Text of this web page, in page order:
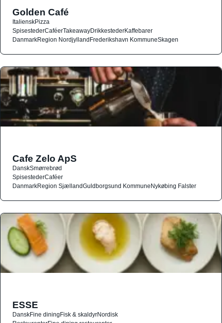
Golden Café
ItalienskPizza
SpisestederCaféerTakeawayDrikkestederKaffebarer
DanmarkRegion NordjyllandFrederikshavn KommuneSkagen
Cafe Zelo ApS
DanskSmørrebrød
SpisestederCaféer
DanmarkRegion SjællandGuldborgsund KommuneNykøbing Falster
ESSE
DanskFine diningFisk & skaldyrNordisk